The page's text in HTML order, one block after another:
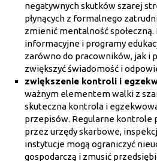
negatywnych skutków szarej
płynących z formalnego
zmienić mentalność
informacyjne i programy
zarówno do pracowników, jak i
zwiększyć świadomość i
zwiększenie kontroli i
ważnym elementem walki z
skuteczna kontrola i
przepisów. Regularne kontrole
przez urzędy skarbowe,
instytucje mogą ograniczyć
gospodarczą i zmusić